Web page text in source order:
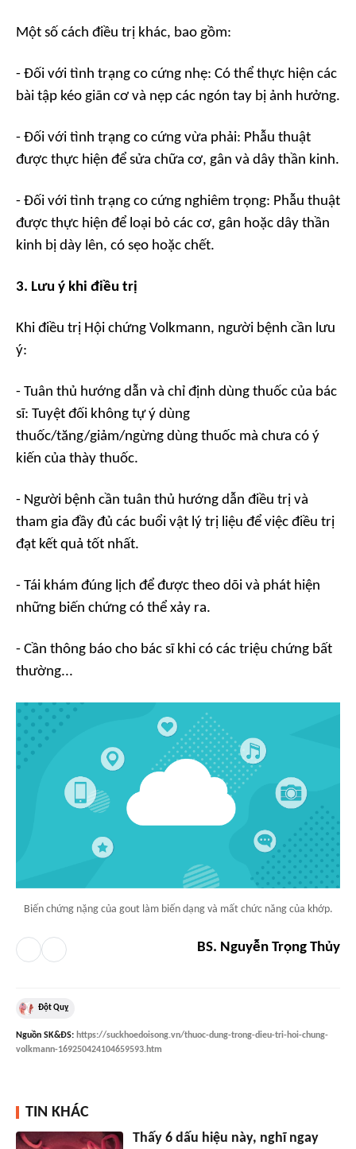
Một số cách điều trị khác, bao gồm:
- Đối với tình trạng co cứng nhẹ: Có thể thực hiện các
bài tập kéo giãn cơ và nẹp các ngón tay bị ảnh hưởng.
- Đối với tình trạng co cứng vừa phải: Phẫu thuật
được thực hiện để sửa chữa cơ, gân và dây thần kinh.
- Đối với tình trạng co cứng nghiêm trọng: Phẫu thuật
được thực hiện để loại bỏ các cơ, gân hoặc dây thần
kinh bị dày lên, có sẹo hoặc chết.
3. Lưu ý khi điều trị
Khi điều trị Hội chứng Volkmann, người bệnh cần lưu
ý:
- Tuân thủ hướng dẫn và chỉ định dùng thuốc của bác
sĩ: Tuyệt đối không tự ý dùng
thuốc/tăng/giảm/ngừng dùng thuốc mà chưa có ý
kiến của thày thuốc.
- Người bệnh cần tuân thủ hướng dẫn điều trị và
tham gia đầy đủ các buổi vật lý trị liệu để việc điều trị
đạt kết quả tốt nhất.
- Tái khám đúng lịch để được theo dõi và phát hiện
những biến chứng có thể xảy ra.
- Cần thông báo cho bác sĩ khi có các triệu chứng bất
thường...
Biến chứng nặng của gout làm biến dạng và mất chức năng của khớp.
BS. Nguyễn Trọng Thủy
Đột Quỵ
Nguồn SK&ĐS: https://suckhoedoisong.vn/thuoc-dung-trong-dieu-tri-hoi-chung-
volkmann-169250424104659593.htm
TIN KHÁC
Thấy 6 dấu hiệu này, nghĩ ngay